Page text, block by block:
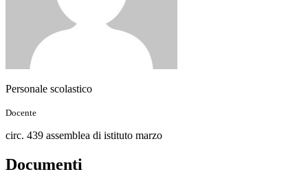
Personale scolastico
Docente
circ. 439 assemblea di istituto marzo
Documenti